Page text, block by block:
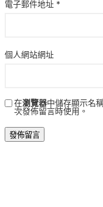
電子郵件地址 *
個人網站網址
在瀏覽器中儲存顯示名
次發佈留言時使用。